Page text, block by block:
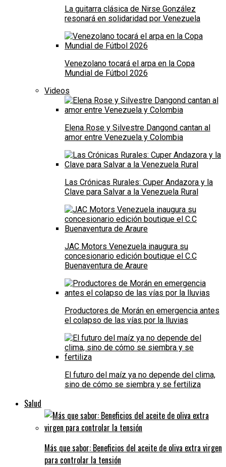
La guitarra clásica de Nirse González
resonará en solidaridad por Venezuela
Venezolano tocará el arpa en la Copa
Mundial de Fútbol 2026
Videos
Elena Rose y Silvestre Dangond cantan al
amor entre Venezuela y Colombia
Las Crónicas Rurales: Cuper Andazora y la
Clave para Salvar a la Venezuela Rural
JAC Motors Venezuela inaugura su
concesionario edición boutique el C.C
Buenaventura de Araure
Productores de Morán en emergencia antes
el colapso de las vías por la lluvias
El futuro del maíz ya no depende del clima,
sino de cómo se siembra y se fertiliza
Salud
Más que sabor: Beneficios del aceite de oliva extra virgen
para controlar la tensión